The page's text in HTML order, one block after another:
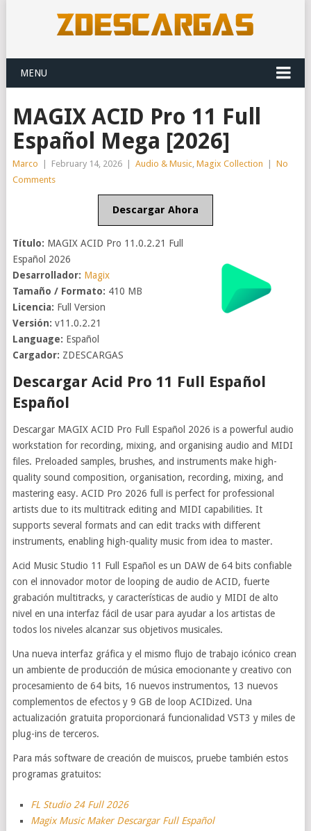
MENU
MAGIX ACID Pro 11 Full
Español Mega [2026]
Marco February 14, 2026 Audio & Music, Magix Collection
No
Comments
Descargar Ahora
Título: MAGIX ACID Pro 11.0.2.21 Full
Español 2026
Desarrollador: Magix
Tamaño / Formato: 410 MB
Licencia: Full Version
Versión: v11.0.2.21
Language: Español
Cargador: ZDESCARGAS
Descargar Acid Pro 11 Full Español
Español
Descargar MAGIX ACID Pro Full Español 2026 is a powerful audio
workstation for recording, mixing, and organising audio and MIDI
files. Preloaded samples, brushes, and instruments make high-
quality sound composition, organisation, recording, mixing, and
mastering easy. ACID Pro 2026 full is perfect for professional
artists due to its multitrack editing and MIDI capabilities. It
supports several formats and can edit tracks with different
instruments, enabling high-quality music from idea to master.
Acid Music Studio 11 Full Español es un DAW de 64 bits confiable
con el innovador motor de looping de audio de ACID, fuerte
grabación multitracks, y características de audio y MIDI de alto
nivel en una interfaz fácil de usar para ayudar a los artistas de
todos los niveles alcanzar sus objetivos musicales.
Una nueva interfaz gráfica y el mismo flujo de trabajo icónico crean
un ambiente de producción de música emocionante y creativo con
procesamiento de 64 bits, 16 nuevos instrumentos, 13 nuevos
complementos de efectos y 9 GB de loop ACIDized. Una
actualización gratuita proporcionará funcionalidad VST3 y miles de
plug-ins de terceros.
Para más software de creación de muiscos, pruebe también estos
programas gratuitos:
FL Studio 24 Full 2026
Magix Music Maker Descargar Full Español